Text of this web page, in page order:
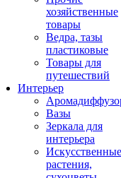
хозяйственные
товары
Ведра, тазы
пластиковые
Товары для
путешествий
Интерьер
Вазы
Зеркала для
интерьера
Искусственные
растения,